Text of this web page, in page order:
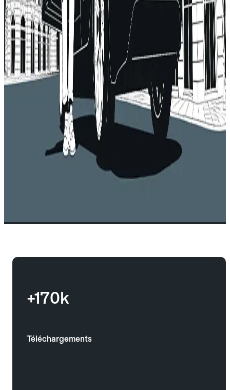
+170k
Téléchargements